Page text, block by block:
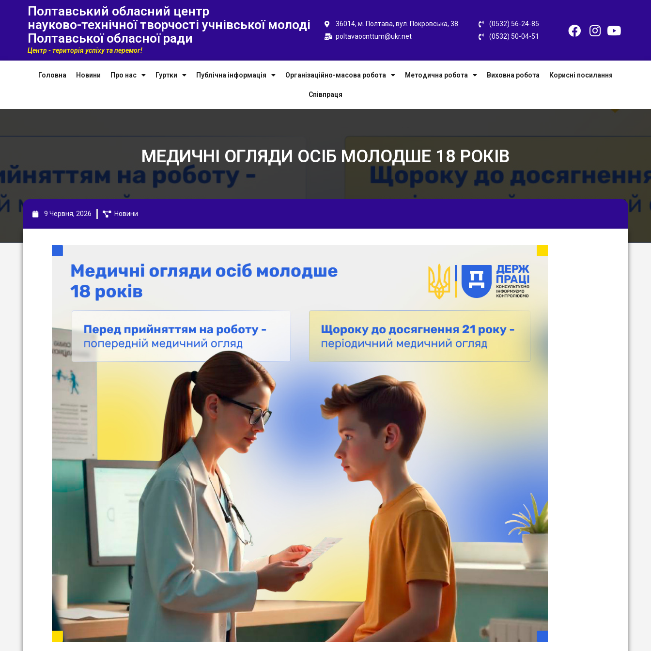
Полтавський обласний центр
науково-технічної творчості учнівської молоді
Полтавської обласної ради
Центр - територія успіху та перемог!
36014, м. Полтава, вул. Покровська, 38
poltavaocnttum@ukr.net
(0532) 56-24-85
(0532) 50-04-51
Головна Новини Про нас Гуртки Публічна інформація Організаційно-масова робота Методична робота Виховна робота Корисні посилання
Співпраця
МЕДИЧНІ ОГЛЯДИ ОСІБ МОЛОДШЕ 18 РОКІВ
9 Червня, 2026 Новини